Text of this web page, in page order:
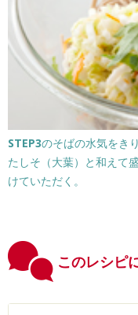
STEP3のそばの水気をきり
たしそ（大葉）と和えて
けていただく。
このレシピ